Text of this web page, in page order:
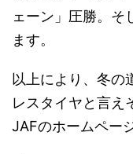
ェーン」圧勝。そ
ます。
以上により、冬の
レスタイヤと言え
JAFのホームペー